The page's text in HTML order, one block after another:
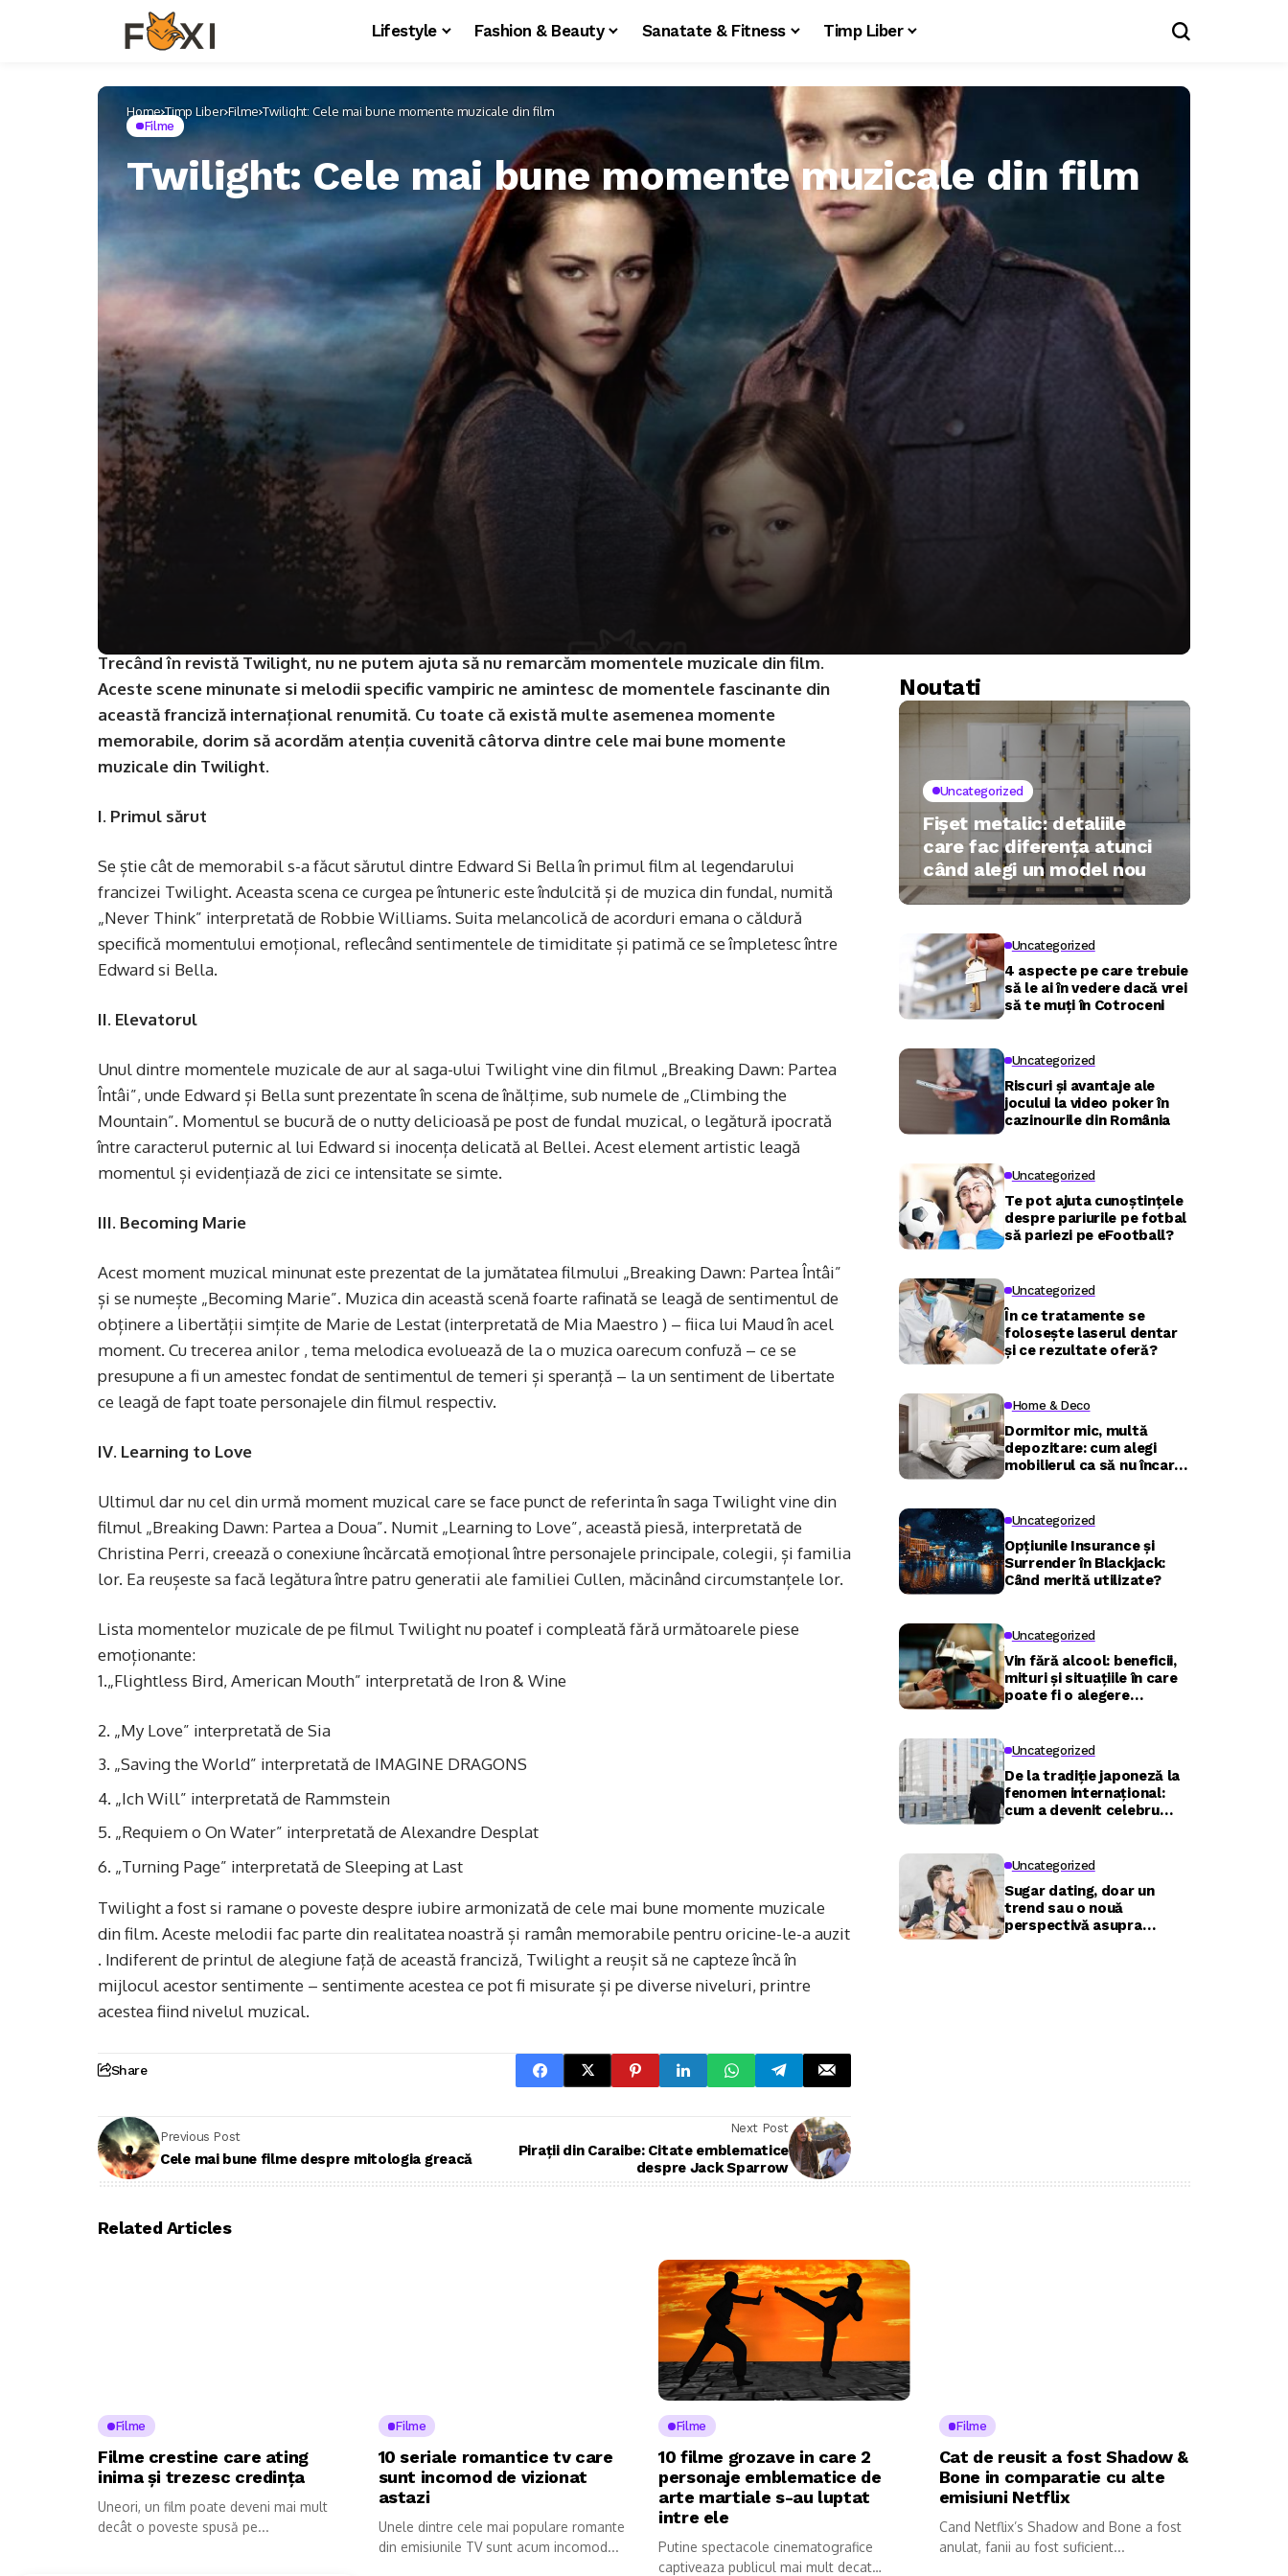
Lifestyle Fashion & Beauty Sanatate & Fitness Timp Liber
Home Timp Liber Filme Twilight: Cele mai bune momente muzicale din film
Filme
Twilight: Cele mai bune momente muzicale din film
Trecând în revistă Twilight, nu ne putem ajuta să nu remarcăm momentele muzicale din film.
Aceste scene minunate si melodii specific vampiric ne amintesc de momentele fascinante din
această franciză internațional renumită. Cu toate că există multe asemenea momente
memorabile, dorim să acordăm atenția cuvenită câtorva dintre cele mai bune momente
muzicale din Twilight.
I. Primul sărut
Se știe cât de memorabil s-a făcut sărutul dintre Edward Si Bella în primul film al legendarului
francizei Twilight. Aceasta scena ce curgea pe întuneric este îndulcită și de muzica din fundal, numită
„Never Think” interpretată de Robbie Williams. Suita melancolică de acorduri emana o căldură
specifică momentului emoțional, reflecând sentimentele de timiditate și patimă ce se împletesc între
Edward si Bella.
II. Elevatorul
Unul dintre momentele muzicale de aur al saga-ului Twilight vine din filmul „Breaking Dawn: Partea
Întâi”, unde Edward și Bella sunt prezentate în scena de înălțime, sub numele de „Climbing the
Mountain”. Momentul se bucură de o nutty delicioasă pe post de fundal muzical, o legătură ipocrată
între caracterul puternic al lui Edward si inocența delicată al Bellei. Acest element artistic leagă
momentul și evidențiază de zici ce intensitate se simte.
III. Becoming Marie
Acest moment muzical minunat este prezentat de la jumătatea filmului „Breaking Dawn: Partea Întâi”
și se numește „Becoming Marie”. Muzica din această scenă foarte rafinată se leagă de sentimentul de
obținere a libertății simțite de Marie de Lestat (interpretată de Mia Maestro ) – fiica lui Maud în acel
moment. Cu trecerea anilor , tema melodica evoluează de la o muzica oarecum confuză – ce se
presupune a fi un amestec fondat de sentimentul de temeri și speranță – la un sentiment de libertate
ce leagă de fapt toate personajele din filmul respectiv.
IV. Learning to Love
Ultimul dar nu cel din urmă moment muzical care se face punct de referinta în saga Twilight vine din
filmul „Breaking Dawn: Partea a Doua”. Numit „Learning to Love”, această piesă, interpretată de
Christina Perri, creează o conexiune încărcată emoțional între personajele principale, colegii, și familia
lor. Ea reușeste sa facă legătura între patru generatii ale familiei Cullen, măcinând circumstanțele lor.
Lista momentelor muzicale de pe filmul Twilight nu poatef i compleată fără următoarele piese
emoționante:
1.„Flightless Bird, American Mouth” interpretată de Iron & Wine
„My Love” interpretată de Sia
„Saving the World” interpretată de IMAGINE DRAGONS
„Ich Will” interpretată de Rammstein
„Requiem o On Water” interpretată de Alexandre Desplat
„Turning Page” interpretată de Sleeping at Last
Twilight a fost si ramane o poveste despre iubire armonizată de cele mai bune momente muzicale
din film. Aceste melodii fac parte din realitatea noastră și ramân memorabile pentru oricine-le-a auzit
. Indiferent de printul de alegiune față de această franciză, Twilight a reușit să ne capteze încă în
mijlocul acestor sentimente – sentimente acestea ce pot fi misurate și pe diverse niveluri, printre
acestea fiind nivelul muzical.
Share
Previous Post
Cele mai bune filme despre mitologia greacă
Next Post
Pirații din Caraibe: Citate emblematice
despre Jack Sparrow
Noutati
Uncategorized
Fișet metalic: detaliile
care fac diferența atunci
când alegi un model nou
Uncategorized
4 aspecte pe care trebuie
să le ai în vedere dacă vrei
să te muți în Cotroceni
Uncategorized
Riscuri și avantaje ale
jocului la video poker în
cazinourile din România
Uncategorized
Te pot ajuta cunoștințele
despre pariurile pe fotbal
să pariezi pe eFootball?
Uncategorized
În ce tratamente se
folosește laserul dentar
și ce rezultate oferă?
Home & Deco
Dormitor mic, multă
depozitare: cum alegi
mobilierul ca să nu încarci
Uncategorized
Opțiunile Insurance și
Surrender în Blackjack:
Când merită utilizate?
Uncategorized
Vin fără alcool: beneficii,
mituri și situațiile în care
poate fi o alegere
Uncategorized
De la tradiție japoneză la
fenomen internațional:
cum a devenit celebru
Uncategorized
Sugar dating, doar un
trend sau o nouă
perspectivă asupra
Related Articles
Filme
Filme crestine care ating
inima și trezesc credința
Uneori, un film poate deveni mai mult
decât o poveste spusă pe...
Filme
10 seriale romantice tv care
sunt incomod de vizionat
astazi
Unele dintre cele mai populare romante
din emisiunile TV sunt acum incomod...
Filme
10 filme grozave in care 2
personaje emblematice de
arte martiale s-au luptat
intre ele
Putine spectacole cinematografice
captiveaza publicul mai mult decat
Filme
Cat de reusit a fost Shadow &
Bone in comparatie cu alte
emisiuni Netflix
Cand Netflix’s Shadow and Bone a fost
anulat, fanii au fost suficient...